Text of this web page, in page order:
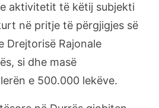
aktivitetit të këtij subjekti
në pritje të përgjigjes së
Drejtorisë Rajonale
si dhe masë
e 500.000 lekëve.